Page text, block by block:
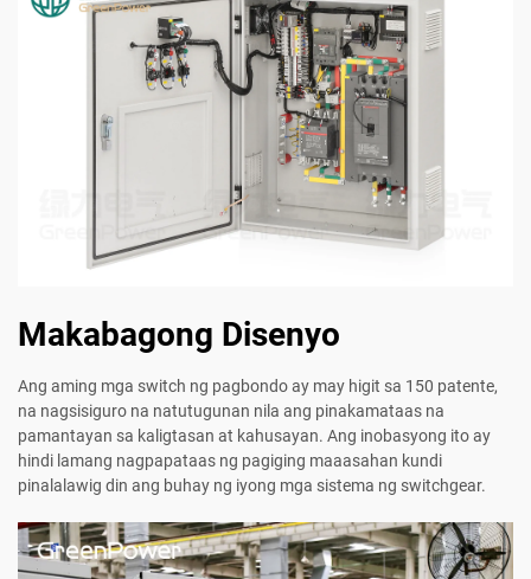
Makabagong Disenyo
Ang aming mga switch ng pagbondo ay may higit sa 150 patente,
na nagsisiguro na natutugunan nila ang pinakamataas na
pamantayan sa kaligtasan at kahusayan. Ang inobasyong ito ay
hindi lamang nagpapataas ng pagiging maaasahan kundi
pinalalawig din ang buhay ng iyong mga sistema ng switchgear.